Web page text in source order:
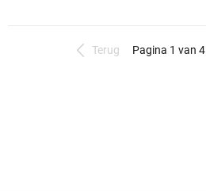
Terug Pagina 1 van 4